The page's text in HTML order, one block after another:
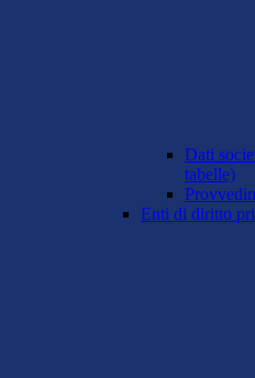
Dati
tabelle)
Enti di diritto